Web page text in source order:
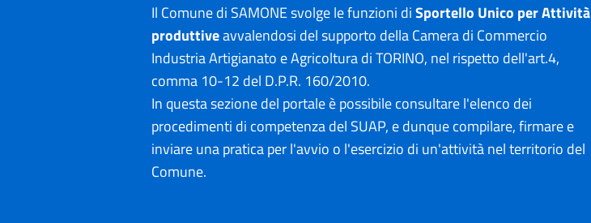
Il Comune di SAMONE svolge le funzioni diSportello Unico per Attività
produttiveavvalendosi del supporto della Camera di Commercio
Industria Artigianato e Agricoltura di TORINO, nel rispetto dell'art.4,
comma 10-12 del D.P.R. 160/2010.
In questa sezione del portale è possibile consultare l'elenco dei
procedimenti di competenza del SUAP, e dunque compilare, firmare e
inviare una pratica per l'avvio o l'esercizio di un'attività nel territorio del
Comune.